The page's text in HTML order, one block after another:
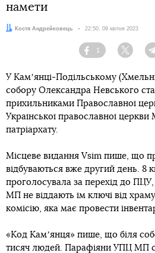
намети
Автор:Костя Андрейковець Дата:
22:50, 09 квітня 2023
Facebook
1
Twitter
У Камʼянці-Подільському
собору Олександра Невського
прихильниками Православної
Української православної
патріархату.
Місцеве видання Vsim пише, що
відбуваються вже другий день. 8
проголосувала за перехід до
МП не віддають їм ключі від храму
комісію, яка має провести
«Код Камʼянця» пише, що біля
тисяч людей. Парафіяни УПЦ МП